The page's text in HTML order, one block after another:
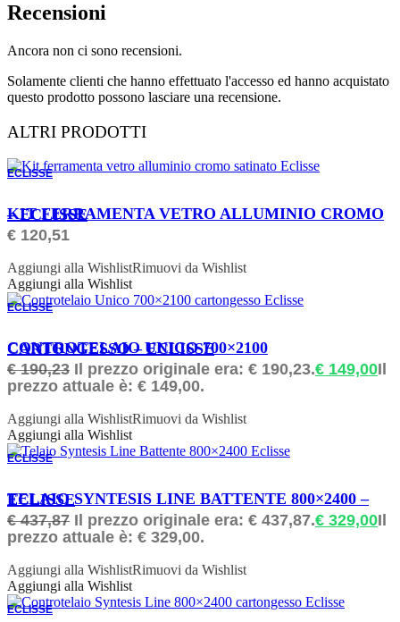
Recensioni
Ancora non ci sono recensioni.
Solamente clienti che hanno effettuato l'accesso ed hanno acquistato
questo prodotto possono lasciare una recensione.
ALTRI PRODOTTI
ECLISSE
ORDINABILE
KIT FERRAMENTA VETRO ALLUMINIO CROMO – ECLISSE
€ 120,51
Aggiungi alla WishlistRimuovi da Wishlist
Aggiungi alla Wishlist
ECLISSE
ORDINABILE
CONTROTELAIO UNICO 700×2100 CARTONGESSO – ECLISSE
€190,23 Il prezzo originale era: € 190,23.€ 149,00Il
prezzo attuale è: € 149,00.
Aggiungi alla WishlistRimuovi da Wishlist
Aggiungi alla Wishlist
ECLISSE
ORDINABILE
TELAIO SYNTESIS LINE BATTENTE 800×2400 – ECLISSE
€437,87 Il prezzo originale era: € 437,87.€ 329,00Il
prezzo attuale è: € 329,00.
Aggiungi alla WishlistRimuovi da Wishlist
Aggiungi alla Wishlist
ECLISSE